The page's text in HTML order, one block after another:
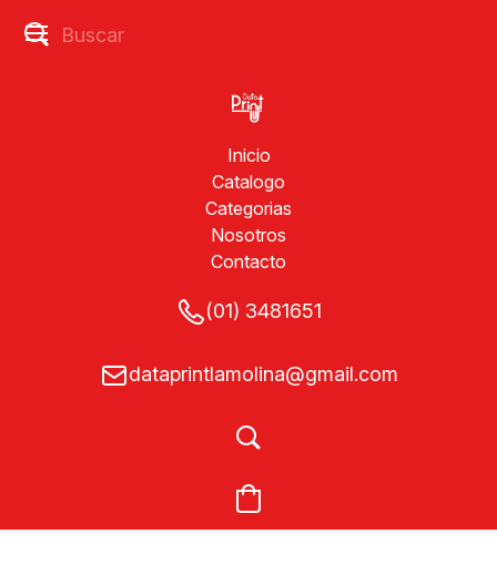
Inicio
Catalogo
Categorias
Nosotros
Contacto
(01) 3481651
dataprintlamolina@gmail.com